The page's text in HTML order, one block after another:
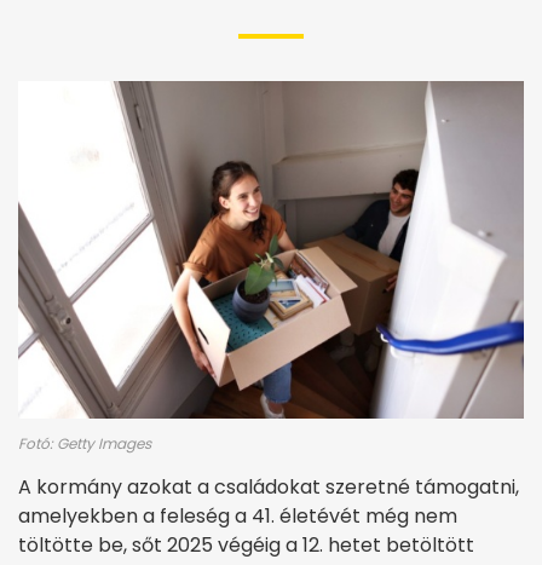
Fotó: Getty Images
A kormány azokat a családokat szeretné támogatni,
amelyekben a feleség a 41. életévét még nem
töltötte be, sőt 2025 végéig a 12. hetet betöltött